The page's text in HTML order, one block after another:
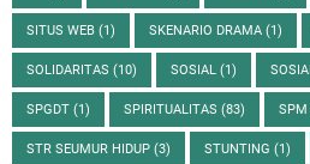
SITUS WEB (1) SKENARIO DRAMA (1)
SOLIDARITAS (10) SOSIAL (1)
SPGDT (1) SPIRITUALITAS (83) SPM
STR SEUMUR HIDUP (3) STUNTING (1)